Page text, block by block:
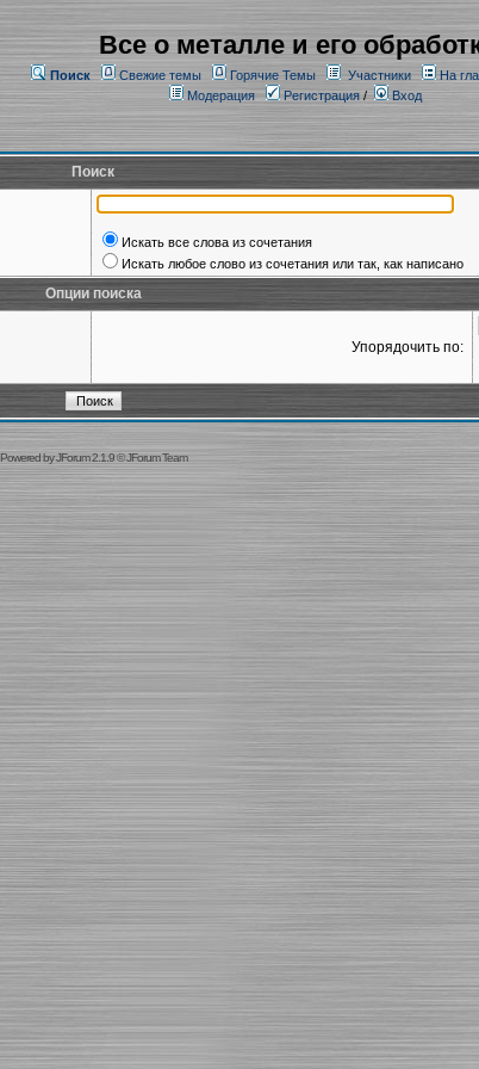
Все о металле и его
Поиск Свежие темы Горячие Темы Участники
На
Модерация
Регистрация/ Вход
Поиск
Искать все слова из сочетания
Искать любое слово из сочетания или так, как написано
Опции поиска
Упорядочить по:
Powered byJForum 2.1.9©JForum Team